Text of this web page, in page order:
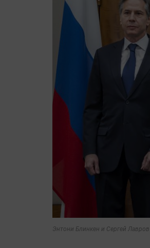
Энтони Блинкен и Сергей